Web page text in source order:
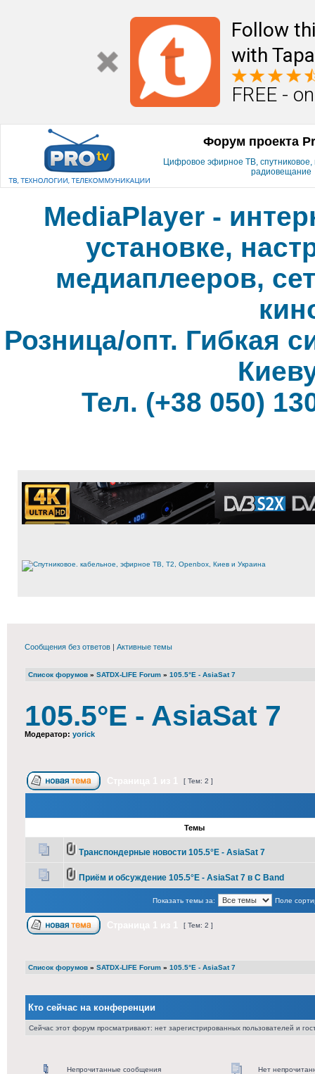
Follow
with
FREE -
Форум проекта
Цифровое эфирное ТВ, спутниковое,
радиовещание
MediaPlayer -
установке,
медиаплееров,
Розница/опт. Гибкая
Тел. (+38 050)
Сообщения без ответов | Активные темы
Список форумов » SATDX-LIFE Forum » 105.5°E - AsiaSat 7
105.5°E - AsiaSat 7
Модератор: yorick
[ Тем: 2 ]
Темы
Транспондерные новости 105.5°E - AsiaSat 7
Приём и обсуждение 105.5°E - AsiaSat 7 в С Band
Показать темы за: Поле
[ Тем: 2 ]
Список форумов » SATDX-LIFE Forum » 105.5°E - AsiaSat 7
Кто сейчас на конференции
Сейчас этот форум просматривают: нет зарегистрированных пользователей и
Непрочитанные сообщения Нет